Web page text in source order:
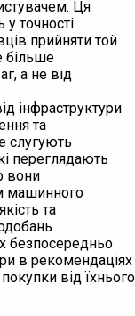
Ця
точності
прийняти той
більше
а не від
інфраструктури
та
слугують
переглядають
вони
машинного
та
безпосередньо
в рекомендаціях
від їхнього